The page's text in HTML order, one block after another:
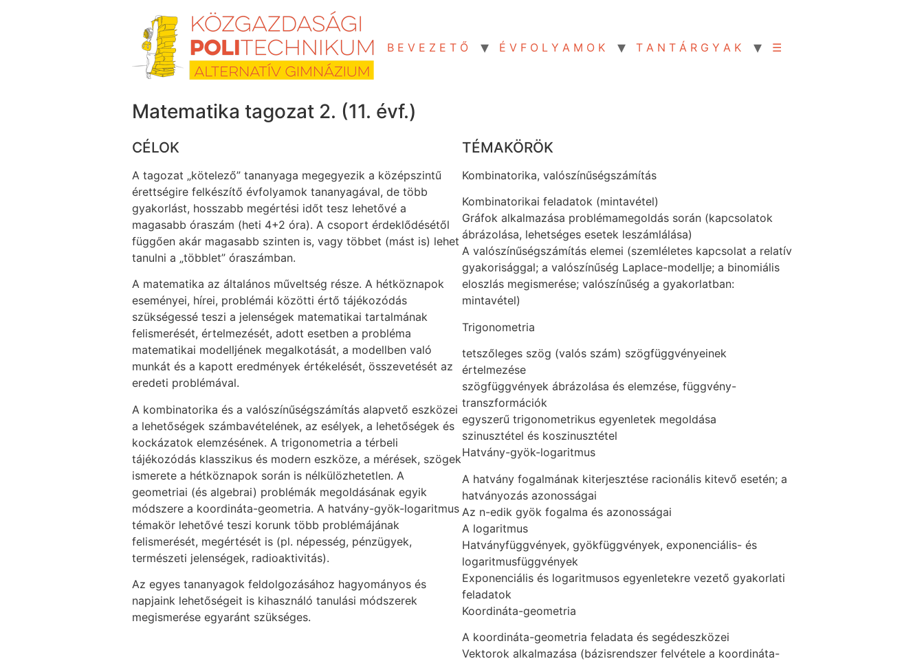
B E V E Z E T Ő É V F O L Y A M O K T A N T Á R G Y A K ☰
Matematika tagozat 2. (11. évf.)
CÉLOK
A tagozat „kötelező” tananyaga megegyezik a középszintű
érettségire felkészítő évfolyamok tananyagával, de több
gyakorlást, hosszabb megértési időt tesz lehetővé a
magasabb óraszám (heti 4+2 óra). A csoport érdeklődésétől
függően akár magasabb szinten is, vagy többet (mást is) lehet
tanulni a „többlet” óraszámban.
A matematika az általános műveltség része. A hétköznapok
eseményei, hírei, problémái közötti értő tájékozódás
szükségessé teszi a jelenségek matematikai tartalmának
felismerését, értelmezését, adott esetben a probléma
matematikai modelljének megalkotását, a modellben való
munkát és a kapott eredmények értékelését, összevetését az
eredeti problémával.
A kombinatorika és a valószínűségszámítás alapvető eszközei
a lehetőségek számbavételének, az esélyek, a lehetőségek és
kockázatok elemzésének. A trigonometria a térbeli
tájékozódás klasszikus és modern eszköze, a mérések, szögek
ismerete a hétköznapok során is nélkülözhetetlen. A
geometriai (és algebrai) problémák megoldásának egyik
módszere a koordináta-geometria. A hatvány-gyök-logaritmus
témakör lehetővé teszi korunk több problémájának
felismerését, megértését is (pl. népesség, pénzügyek,
természeti jelenségek, radioaktivitás).
Az egyes tananyagok feldolgozásához hagyományos és
napjaink lehetőségeit is kihasználó tanulási módszerek
megismerése egyaránt szükséges.
TÉMAKÖRÖK
Kombinatorika, valószínűségszámítás
Kombinatorikai feladatok (mintavétel)
Gráfok alkalmazása problémamegoldás során (kapcsolatok
ábrázolása, lehetséges esetek leszámlálása)
A valószínűségszámítás elemei (szemléletes kapcsolat a relatív
gyakorisággal; a valószínűség Laplace-modellje; a binomiális
eloszlás megismerése; valószínűség a gyakorlatban:
mintavétel)
Trigonometria
tetszőleges szög (valós szám) szögfüggvényeinek
értelmezése
szögfüggvények ábrázolása és elemzése, függvény-
transzformációk
egyszerű trigonometrikus egyenletek megoldása
szinusztétel és koszinusztétel
Hatvány-gyök-logaritmus
A hatvány fogalmának kiterjesztése racionális kitevő esetén; a
hatványozás azonosságai
Az n-edik gyök fogalma és azonosságai
A logaritmus
Hatványfüggvények, gyökfüggvények, exponenciális- és
logaritmusfüggvények
Exponenciális és logaritmusos egyenletekre vezető gyakorlati
feladatok
Koordináta-geometria
A koordináta-geometria feladata és segédeszközei
Vektorok alkalmazása (bázisrendszer felvétele a koordináta-